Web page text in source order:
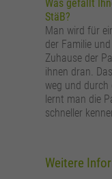
Was gefällt
StäB?
Man wird für
der Familie
Zuhause der
ihnen dran.
weg und
lernt man die
schneller
Weitere